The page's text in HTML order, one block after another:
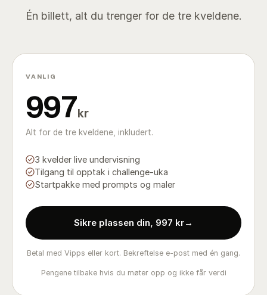
Én billett, alt du trenger for de tre kveldene.
VANLIG
997kr
Alt for de tre kveldene, inkludert.
3 kvelder live undervisning
Tilgang til opptak i challenge-uka
Startpakke med prompts og maler
Sikre plassen din, 997 kr→
Betal med Vipps eller kort. Bekreftelse e-post med én gang.
Pengene tilbake hvis du møter opp og ikke får verdi